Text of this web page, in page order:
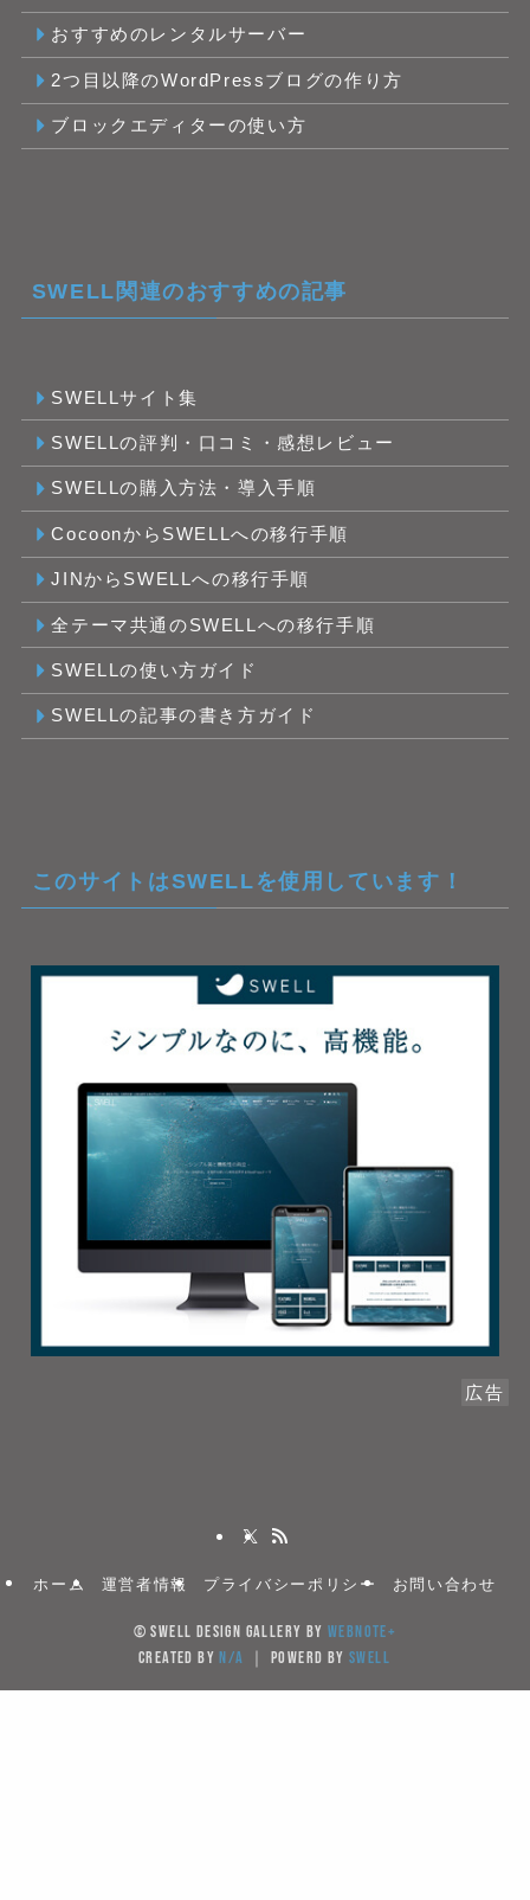
おすすめのレンタルサーバー
2つ目以降のWordPressブログの作り方
ブロックエディターの使い方
SWELL関連のおすすめの記事
SWELLサイト集
SWELLの評判・口コミ・感想レビュー
SWELLの購入方法・導入手順
CocoonからSWELLへの移行手順
JINからSWELLへの移行手順
全テーマ共通のSWELLへの移行手順
SWELLの使い方ガイド
SWELLの記事の書き方ガイド
このサイトはSWELLを使用しています！
広告
ホーム 運営者情報 プライバシーポリシー お問い合わせ
© SWELL DESIGN GALLERY byWebNote+
created byN/A ｜ powerd by SWELL